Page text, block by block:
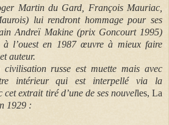
Martin du Gard, François Mauriac,
lui rendront hommage pour ses
Andreï Makine (prix Goncourt 1995)
à l’ouest en 1987 œuvre à mieux faire
auteur.
russe est muette mais avec
intérieur qui est interpellé via la
cet extrait tiré d’une de ses nouvelles, La
1929 :